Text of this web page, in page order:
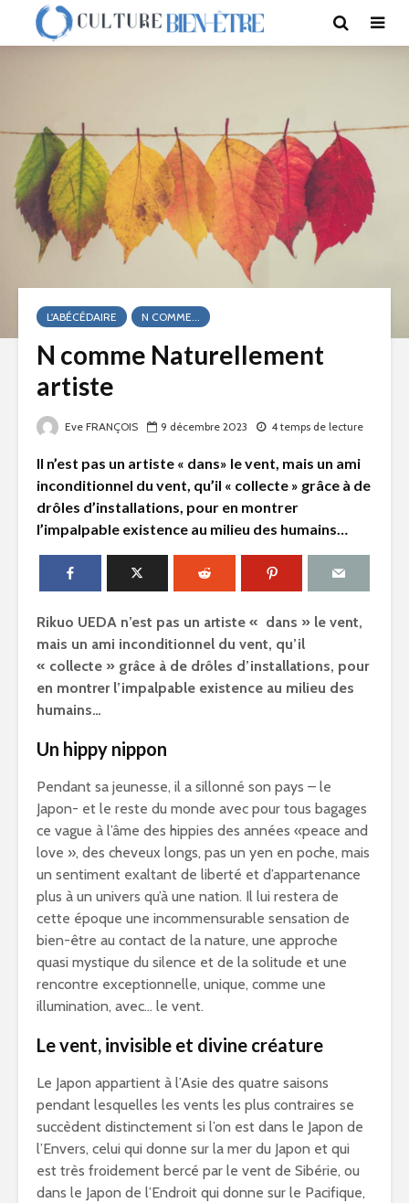
L'ABÉCÉDAIRE N COMME...
N comme Naturellement
artiste
Eve FRANÇOIS 9 décembre 2023 4 temps de lecture
Il n’est pas un artiste « dans» le vent, mais un ami
inconditionnel du vent, qu’il « collecte » grâce à de
drôles d’installations, pour en montrer
l’impalpable existence au milieu des humains…
Rikuo UEDA n’est pas un artiste « dans » le vent,
mais un ami inconditionnel du vent, qu’il
« collecte » grâce à de drôles d’installations, pour
en montrer l’impalpable existence au milieu des
humains…
Un hippy nippon
Pendant sa jeunesse, il a sillonné son pays – le
Japon- et le reste du monde avec pour tous bagages
ce vague à l’âme des hippies des années «peace and
love », des cheveux longs, pas un yen en poche, mais
un sentiment exaltant de liberté et d’appartenance
plus à un univers qu’à une nation. Il lui restera de
cette époque une incommensurable sensation de
bien-être au contact de la nature, une approche
quasi mystique du silence et de la solitude et une
rencontre exceptionnelle, unique, comme une
illumination, avec… le vent.
Le vent, invisible et divine créature
Le Japon appartient à l’Asie des quatre saisons
pendant lesquelles les vents les plus contraires se
succèdent distinctement si l’on est dans le Japon de
l’Envers, celui qui donne sur la mer du Japon et qui
est très froidement bercé par le vent de Sibérie, ou
dans le Japon de l’Endroit qui donne sur le Pacifique,